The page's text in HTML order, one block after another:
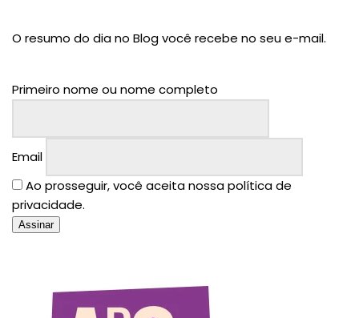
O resumo do dia no Blog você recebe no seu e-mail.
Primeiro nome ou nome completo
Email
Ao prosseguir, você aceita nossa política de
privacidade.